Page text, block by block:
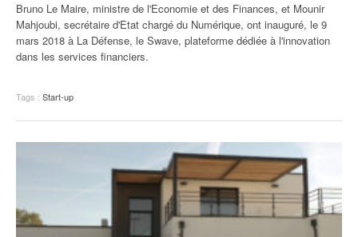
Bruno Le Maire, ministre de l'Economie et des Finances, et Mounir
Mahjoubi, secrétaire d'Etat chargé du Numérique, ont inauguré, le 9
mars 2018 à La Défense, le Swave, plateforme dédiée à l'innovation
dans les services financiers.
Tags : Start-up